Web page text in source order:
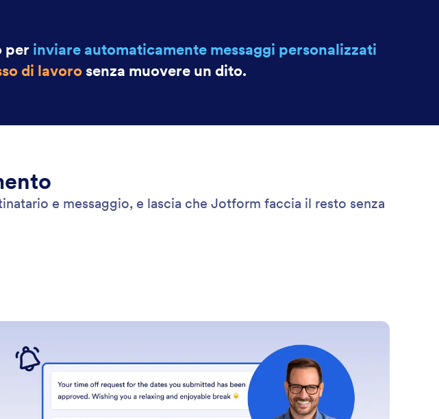
per inviare automaticamente messaggi personalizzati
di lavoro senza muovere un dito.
e messaggio, e lascia che Jotform faccia il resto senza